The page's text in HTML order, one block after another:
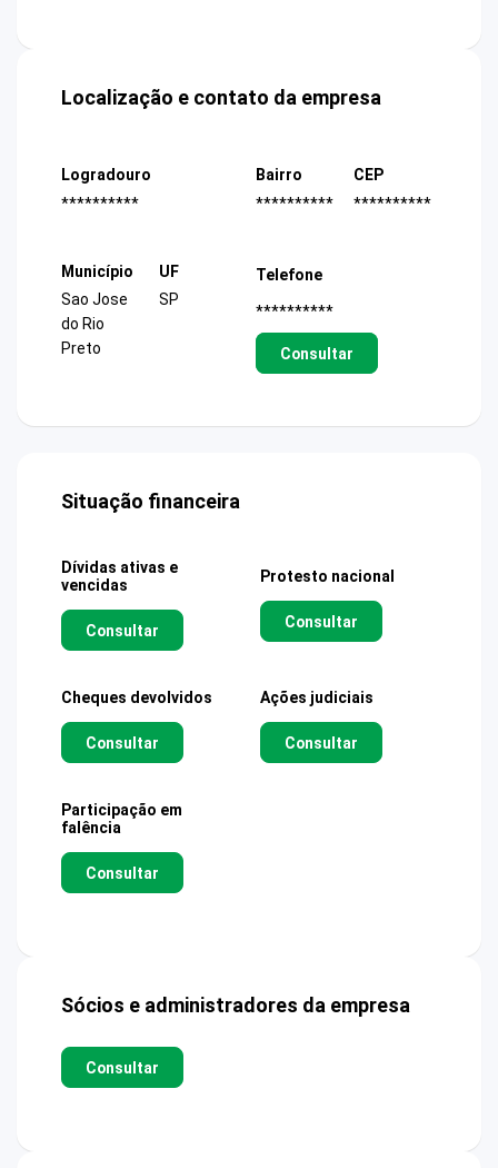
Localização e contato da empresa
Logradouro
**********
Bairro
**********
CEP
**********
Município
Sao Jose
do Rio
Preto
UF
SP
Telefone
**********
Consultar
Situação financeira
Dívidas ativas e
vencidas
Consultar
Protesto nacional
Consultar
Cheques devolvidos
Consultar
Ações judiciais
Consultar
Participação em
falência
Consultar
Sócios e administradores da empresa
Consultar